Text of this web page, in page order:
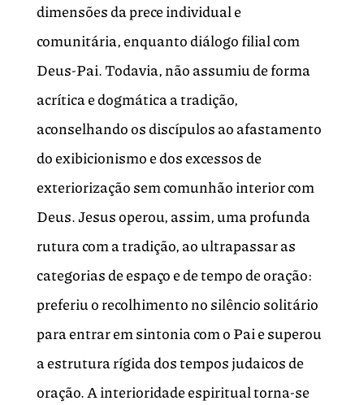
dimensões da prece individual e
comunitária, enquanto diálogo filial com
Deus-Pai. Todavia, não assumiu de forma
acrítica e dogmática a tradição,
aconselhando os discípulos ao afastamento
do exibicionismo e dos excessos de
exteriorização sem comunhão interior com
Deus. Jesus operou, assim, uma profunda
rutura com a tradição, ao ultrapassar as
categorias de espaço e de tempo de oração:
preferiu o recolhimento no silêncio solitário
para entrar em sintonia com o Pai e superou
a estrutura rígida dos tempos judaicos de
oração. A interioridade espiritual torna-se